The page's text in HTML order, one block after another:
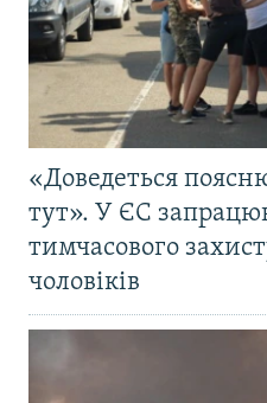
«Доведеться
тут». У ЄС
тимчасового
чоловіків